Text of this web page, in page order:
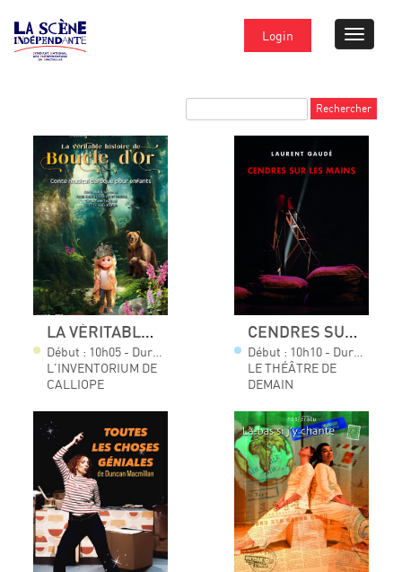
Login
LA VÉRITABLE HISTOIRE DE BOUCLE D'OR
Début : 10h05 - Durée : 00h55
L'INVENTORIUM DE
CALLIOPE
CENDRES SUR LES MAINS
Début : 10h10 - Durée : 01h05
LE THÉÂTRE DE
DEMAIN